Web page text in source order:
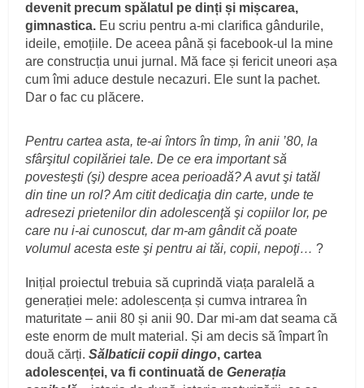
devenit precum spălatul pe dinți și mișcarea,
gimnastica. Eu scriu pentru a-mi clarifica gândurile,
ideile, emoțiile. De aceea până și facebook-ul la mine
are construcția unui jurnal. Mă face și fericit uneori așa
cum îmi aduce destule necazuri. Ele sunt la pachet.
Dar o fac cu plăcere.
Pentru cartea asta, te-ai întors în timp, în anii ’80, la
sfârşitul copilăriei tale. De ce era important să
povesteşti (şi) despre acea perioadă? A avut şi tatăl
din tine un rol? Am citit dedicaţia din carte, unde te
adresezi prietenilor din adolescenţă şi copiilor lor, pe
care nu i-ai cunoscut, dar m-am gândit că poate
volumul acesta este şi pentru ai tăi, copii, nepoţi…?
Inițial proiectul trebuia să cuprindă viața paralelă a
generației mele: adolescența și cumva intrarea în
maturitate – anii 80 și anii 90. Dar mi-am dat seama că
este enorm de mult material. Și am decis să împart în
două cărți.Sălbaticii copii dingo, cartea
adolescenței, va fi continuată deGenerația